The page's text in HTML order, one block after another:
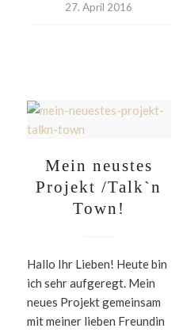
27. April 2016
Mein neustes
Projekt /Talk`n
Town!
Hallo Ihr Lieben! Heute bin
ich sehr aufgeregt. Mein
neues Projekt gemeinsam
mit meiner lieben Freundin